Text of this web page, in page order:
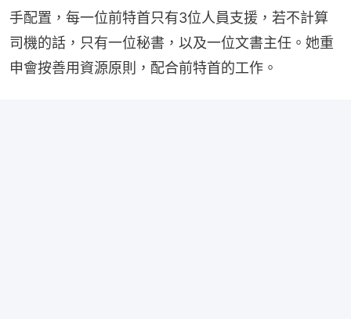
手配置，每一位前特首只有3位人員支援，若不計算
司機的話，只有一位秘書，以及一位文書主任。她重
申會按善用資源原則，配合前特首的工作。